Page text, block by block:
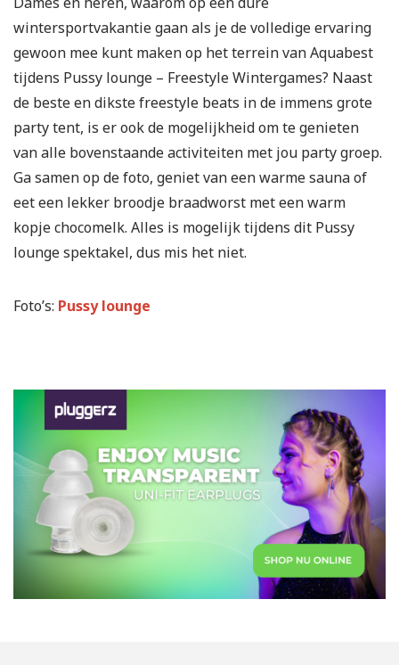
wintersportvakantie gaan als je de volledige ervaring
gewoon mee kunt maken op het terrein van Aquabest
tijdens Pussy lounge – Freestyle Wintergames? Naast
de beste en dikste freestyle beats in de immens grote
party tent, is er ook de mogelijkheid om te genieten
van alle bovenstaande activiteiten met jou party groep.
Ga samen op de foto, geniet van een warme sauna of
eet een lekker broodje braadworst met een warm
kopje chocomelk. Alles is mogelijk tijdens dit Pussy
lounge spektakel, dus mis het niet.
Foto’s: Pussy lounge